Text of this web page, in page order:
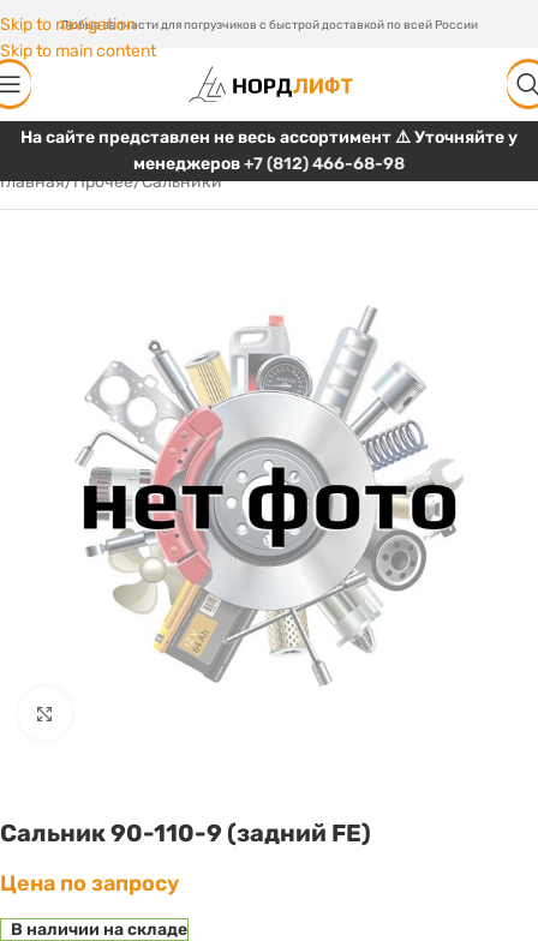
Skip to navigation
Skip to main content
Любые запчасти для погрузчиков с быстрой доставкой по всей России
На сайте представлен не весь ассортимент ⚠️ Уточняйте у
менеджеров+7 (812) 466-68-98
Главная/Прочее/Сальники
Сальник 90-110-9 (задний FE)
Цена по запросу
В наличии на складе